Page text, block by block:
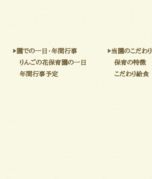
▶園での一日・年間行事 ▶当園のこだわり
保育の特徴
りんごの花保育園の一日
こだわり給食
年間行事予定